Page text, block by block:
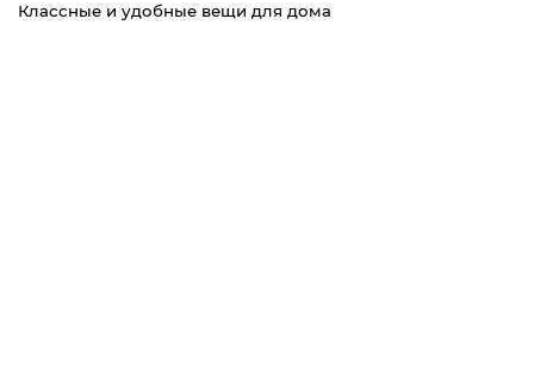
Классные и удобные вещи для дома